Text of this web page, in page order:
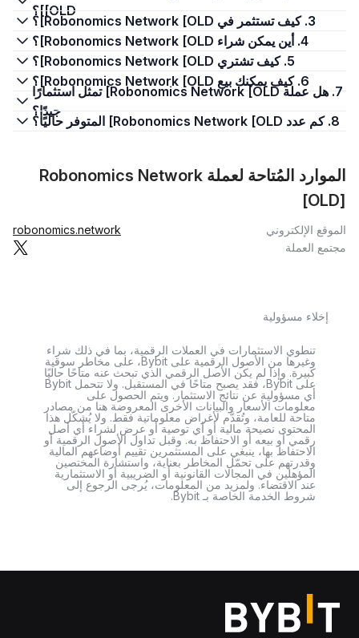
[OLD]؟
3. كيف تستثمر في Robonomics Network [OLD]؟
4. أين يمكن شراء Robonomics Network [OLD]؟
5. كيف تشتري Robonomics Network [OLD]؟
6. كيف يمكنك بيع Robonomics Network [OLD]؟
7. هل عملة Robonomics Network [OLD] تمثل استثمارًا
جيدًا؟
8. كم عدد Robonomics Network [OLD] المتوفر حاليًا؟
الموارد المُتاحة لعملة Robonomics Network
[OLD]
الموقع الإلكتروني
robonomics.network
مجتمع العملة
إخلاء مسؤولية
تنطوي الاستثمارات في العملات الرقمية، بما في ذلك شراء
وغيرها من الأصول الرقمية على Bybit، على مخاطر سوقية
كبيرة. وإذا لم يكن الأصل الرقمي الذي تبحث عنه متاحًا حاليًا
على Bybit، فقد يصبح متاحًا في المستقبل. ولا تتحمل Bybit
أي مسؤولية عن نتائج الاستثمار. ويتم الحصول على
معلومات الأسعار والبيانات الأخرى المعروضة هنا من مصادر
متاحة للعامة، وتُقدَّم لأغراض معلوماتية فقط. ولا يُشكّل هذا
المحتوى نصيحة مالية أو أي توصية أو عرض لشراء أي أصل
رقمي أو بيعه أو الاحتفاظ به. وقبل تداول الأصول الرقمية أو
الاحتفاظ بها، ينبغي على المستثمرين تقييم أوضاعهم المالية
وقدرتهم على تحمّل المخاطر بعناية، واستشارة المختصين
المؤهلين في المجالات القانونية أو الضريبية أو الاستثمارية
عند الاقتضاء. ولمزيد من المعلومات، يُرجى الرجوع إلى
شروط الخدمة الخاصة بـ Bybit.